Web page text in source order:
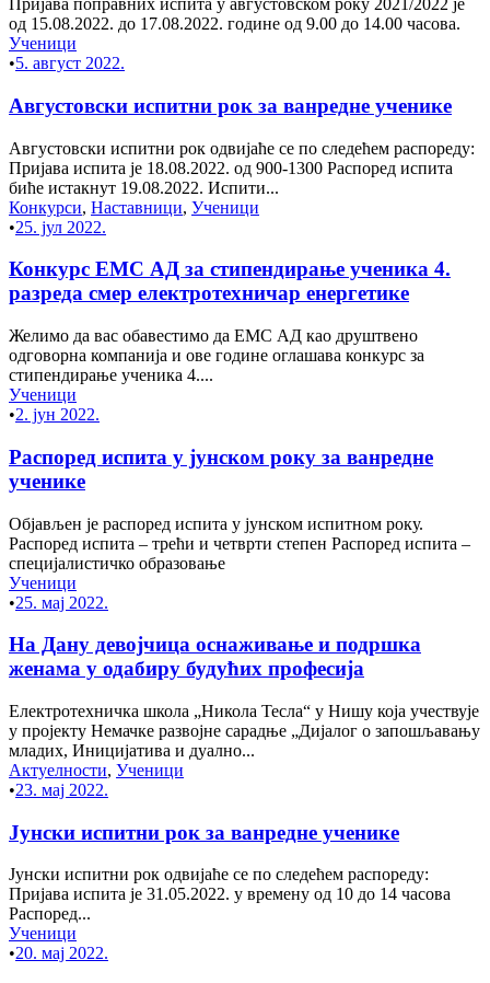
Пријава поправних испита у августовском року 2021/2022 је
од 15.08.2022. до 17.08.2022. године од 9.00 до 14.00 часова.
Ученици
•5. август 2022.
Августовски испитни рок за ванредне ученике
Августовски испитни рок одвијаће се по следећем распореду:
Пријава испита је 18.08.2022. од 900-1300 Распоред испита
биће истакнут 19.08.2022. Испити...
Конкурси, Наставници, Ученици
•25. јул 2022.
Конкурс ЕМС АД за стипендирање ученика 4.
разреда смер електротехничар енергетике
Желимо да вас обавестимо да ЕМС АД као друштвено
одговорна компанија и ове године оглашава конкурс за
стипендирање ученика 4....
Ученици
•2. јун 2022.
Распоред испита у јунском року за ванредне
ученике
Објављен је распоред испита у јунском испитном року.
Распоред испита – трећи и четврти степен Распоред испита –
специјалистичко образовање
Ученици
•25. мај 2022.
На Дану девојчица оснаживање и подршка
женама у одабиру будућих професија
Електротехничка школа „Никола Тесла“ у Нишу која учествује
у пројекту Немачке развојне сарадње „Дијалог о запошљавању
младих, Иницијатива и дуално...
Актуелности, Ученици
•23. мај 2022.
Јунски испитни рок за ванредне ученике
Јунски испитни рок одвијаће се по следећем распореду:
Пријава испита је 31.05.2022. у времену од 10 до 14 часова
Распоред...
Ученици
•20. мај 2022.